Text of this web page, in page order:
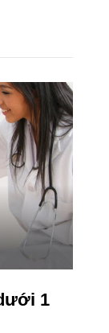
1